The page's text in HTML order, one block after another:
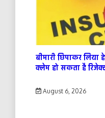
बीमारी छिपाकर
क्लेम हो सकता है
August 6, 2026